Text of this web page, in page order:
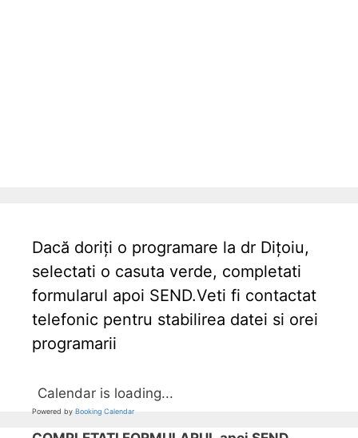
Dacă doriți o programare la dr Dițoiu,
selectati o casuta verde, completati
formularul apoi SEND.Veti fi contactat
telefonic pentru stabilirea datei si orei
programarii
Calendar is loading...
Powered by Booking Calendar